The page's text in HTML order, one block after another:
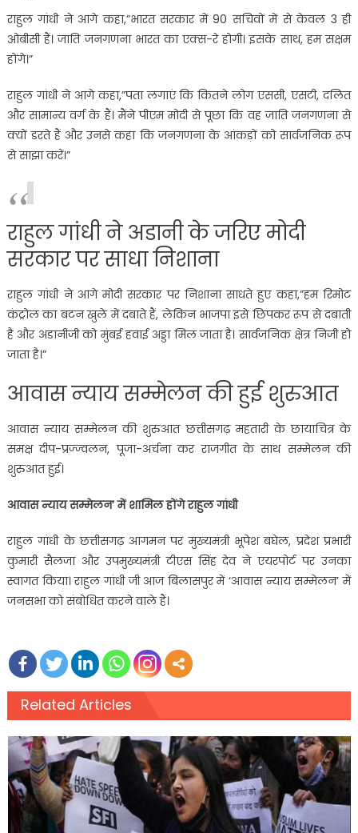
राहुल गांधी ने आगे कहा,”भारत सरकार में 90 सचिवों में से केवल 3 ही
ओबीसी हैं। जाति जनगणना भारत का एक्स-रे होगी। इसके साथ, हम सक्षम
होंगे।”
राहुल गांधी ने आगे कहा,”पता लगाएं कि कितने लोग एससी, एसटी, दलित
और सामान्य वर्ग के हैं। मैंने पीएम मोदी से पूछा कि वह जाति जनगणना से
क्यों डरते हैं और उनसे कहा कि जनगणना के आंकड़ों को सार्वजनिक रूप
से साझा करें।”
राहुल गांधी ने अडानी के जरिए मोदी
सरकार पर साधा निशाना
राहुल गांधी ने आगे मोदी सरकार पर निशाना साधते हुए कहा,”हम रिमोट
कंट्रोल का बटन खुले में दबाते हैं, लेकिन भाजपा इसे छिपकर रूप से दबाती
है और अडानीजी को मुंबई हवाई अड्डा मिल जाता है। सार्वजनिक क्षेत्र निजी हो
जाता है।”
आवास न्याय सम्मेलन की हुई शुरुआत
आवास न्याय सम्मेलन की शुरुआत छत्तीसगढ़ महतारी के छायाचित्र के
समक्ष दीप-प्रज्ज्वलन, पूजा-अर्चना कर राजगीत के साथ सम्मेलन की
शुरुआत हुई।
आवास न्याय सम्मेलन’ में शामिल होंगे राहुल गांधी
राहुल गांधी के छत्तीसगढ़ आगमन पर मुख्यमंत्री भूपेश बघेल, प्रदेश प्रभारी
कुमारी सैलजा और उपमुख्यमंत्री टीएस सिंह देव ने एयरपोर्ट पर उनका
स्वागत किया। राहुल गांधी जी आज बिलासपुर में ‘आवास न्याय सम्मेलन’ में
जनसभा को संबोधित करने वाले हैं।
Related Articles